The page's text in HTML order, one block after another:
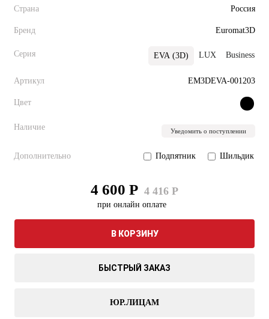
Страна Россия
Бренд Euromat3D
Серия EVA (3D) LUX Business
Артикул EM3DEVA-001203
Цвет
Наличие Уведомить о поступлении
Дополнительно Подпятник Шильдик
4 600 Р 4 416 Р
при онлайн оплате
В КОРЗИНУ
БЫСТРЫЙ ЗАКАЗ
ЮР.ЛИЦАМ